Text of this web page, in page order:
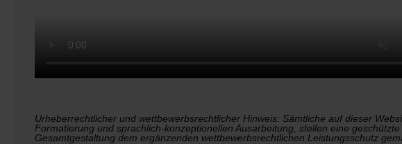
Urheberrechtlicher und wettbewerbsrechtlicher Hinweis: Sämtliche auf dieser
Formatierung und sprachlich-konzeptionellen Ausarbeitung, stellen eine
Gesamtgestaltung dem ergänzenden wettbewerbsrechtlichen Leistungsschutz